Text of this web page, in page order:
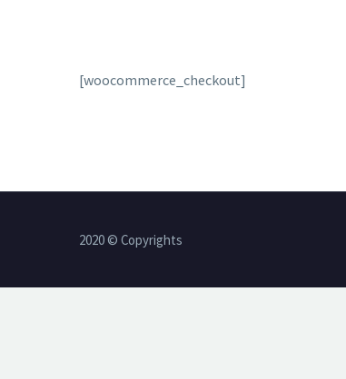
[woocommerce_checkout]
2020 © Copyrights